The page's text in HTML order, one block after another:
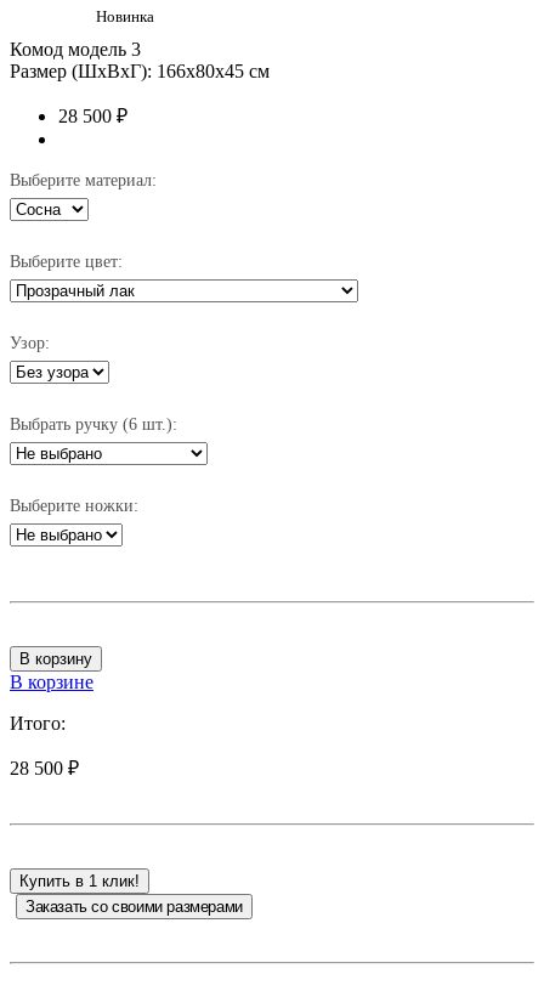
Новинка
Комод модель 3
Размер (ШхВхГ): 166х80х45 см
28 500 ₽
Выберите материал:
Выберите цвет:
Узор:
Выбрать ручку (6 шт.):
Выберите ножки:
В корзину
В корзине
Итого:
28 500 ₽
Купить в 1 клик!
Заказать со своими размерами